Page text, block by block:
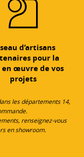
d’artisans
pour la
en œuvre de vos
projets
les départements 14,
renseignez-vous
en showroom.